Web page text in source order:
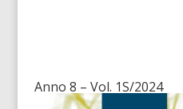
Anno 8 – Vol. 1S/2024